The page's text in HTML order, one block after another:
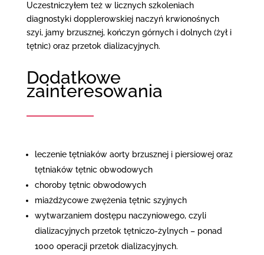
Uczestniczyłem też w licznych szkoleniach
diagnostyki dopplerowskiej naczyń krwionośnych
szyi, jamy brzusznej, kończyn górnych i dolnych (żył i
tętnic) oraz przetok dializacyjnych.
Dodatkowe
zainteresowania
leczenie tętniaków aorty brzusznej i piersiowej oraz
tętniaków tętnic obwodowych
choroby tętnic obwodowych
miażdżycowe zwężenia tętnic szyjnych
wytwarzaniem dostępu naczyniowego, czyli
dializacyjnych przetok tętniczo-żylnych – ponad
1000 operacji przetok dializacyjnych.